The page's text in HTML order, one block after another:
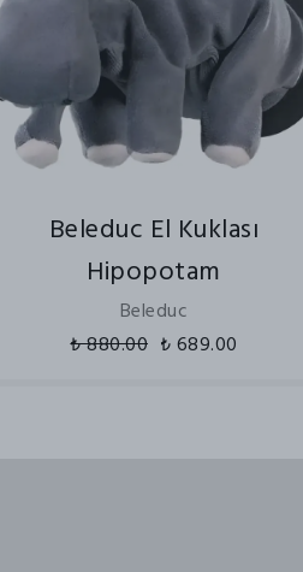
Beleduc El Kuklası
Hipopotam
Beleduc
₺ 880.00 ₺ 689.00